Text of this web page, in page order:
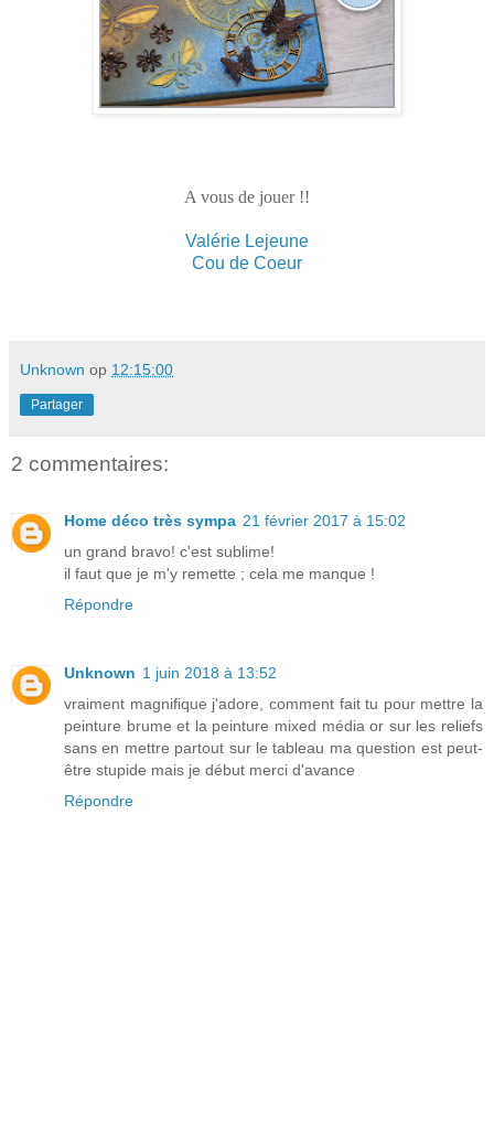
A vous de jouer !!
Valérie Lejeune
Cou de Coeur
Unknown op 12:15:00
Partager
2 commentaires:
Home déco très sympa 21 février 2017 à 15:02
un grand bravo! c'est sublime!
il faut que je m'y remette ; cela me manque !
Répondre
Unknown 1 juin 2018 à 13:52
vraiment magnifique j'adore, comment fait tu pour mettre la
peinture brume et la peinture mixed média or sur les reliefs
sans en mettre partout sur le tableau ma question est peut-
être stupide mais je début merci d'avance
Répondre